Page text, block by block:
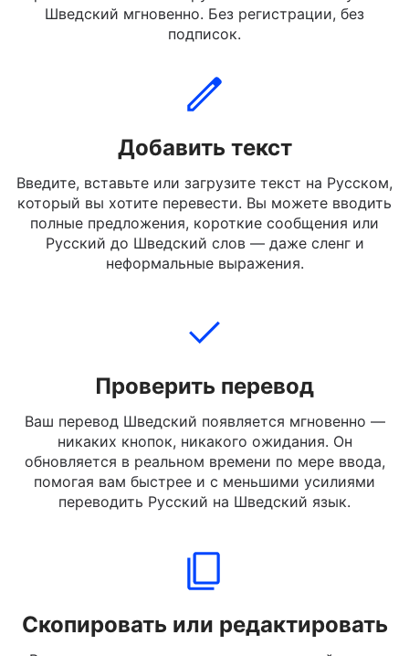
Просто вставьте свой русский текст — получите
подписок.
Добавить текст
Введите, вставьте или загрузите текст на Русском,
который вы хотите перевести. Вы можете вводить
полные предложения, короткие сообщения или
Проверить перевод
Ваш перевод Шведский появляется мгновенно —
никаких кнопок, никакого ожидания. Он
обновляется в реальном времени по мере ввода,
переводить Русский на Шведский язык.